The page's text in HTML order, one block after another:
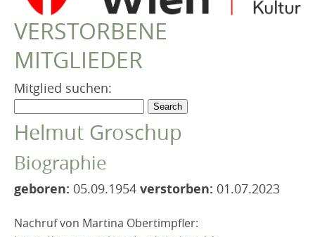
VEREIN
Robert Musil Gedenkraum
TERMINARCHIV
IN MEMORIAM
VERSTORBENE
MITGLIEDER
Mitglied suchen:
Helmut Groschup
Biographie
geboren: 05.09.1954 verstorben: 01.07.2023
Nachruf von Martina Obertimpfler: